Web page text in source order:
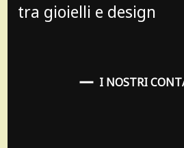
tra gioielli e design
I NOSTRI